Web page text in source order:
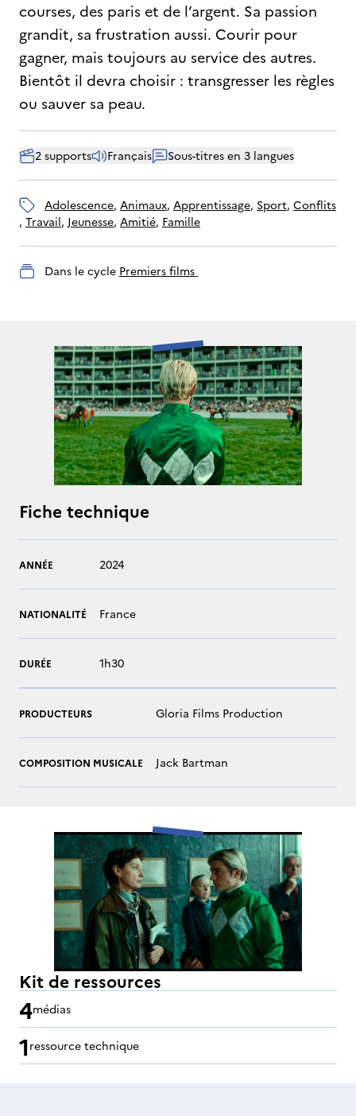
courses, des paris et de l’argent. Sa passion
grandit, sa frustration aussi. Courir pour
gagner, mais toujours au service des autres.
Bientôt il devra choisir : transgresser les règles
ou sauver sa peau.
2 supports Français Sous-titres en 3 langues
adolescence, animaux, apprentissage, sport,
conflits
,
travail, jeunesse, amitié, famille
Dans le cycle Premiers films
Fiche technique
ANNÉE 2024
NATIONALITÉ France
DURÉE 1h30
PRODUCTEURS Gloria Films Production
COMPOSITION MUSICALE Jack Bartman
Kit de ressources
4médias
1ressource technique